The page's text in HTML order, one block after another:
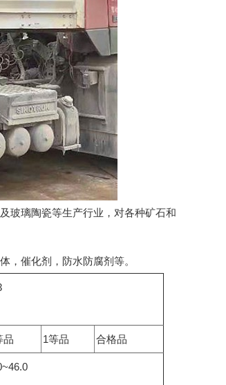
玻璃陶瓷等生产行业，对各种矿石和
，催化剂，防水防腐剂等。
品 1等品 合格品